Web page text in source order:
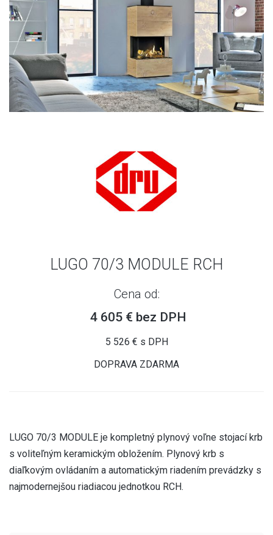
LUGO 70/3 MODULE RCH
Cena od:
4 605 € bez DPH
5 526 € s DPH
DOPRAVA ZDARMA
LUGO 70/3 MODULE je kompletný plynový voľne stojací krb
s voliteľným keramickým obložením. Plynový krb s
diaľkovým ovládaním a automatickým riadením prevádzky s
najmodernejšou riadiacou jednotkou RCH.